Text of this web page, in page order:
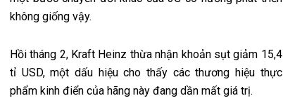
không giống vậy.
Hồi tháng 2, Kraft Heinz thừa nhận khoản sụt giảm 15,4
tỉ USD, một dấu hiệu cho thấy các thương hiệu thực
phẩm kinh điển của hãng này đang dần mất giá trị.